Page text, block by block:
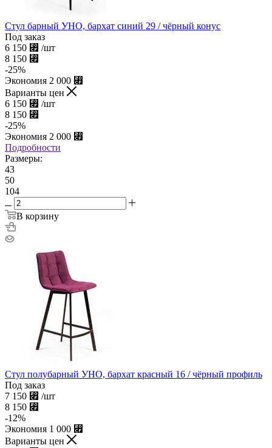
Стул барный УНО, бархат синий 29 / чёрный конус
Под заказ
6 150 ⃏ /шт
8 150 ⃏
-25%
Экономия 2 000 ⃏
Варианты цен
6 150 ⃏ /шт
8 150 ⃏
-25%
Экономия 2 000 ⃏
Подробности
Размеры:
43
50
104
В корзину
Стул полубарный УНО, бархат красный 16 / чёрный профиль
Под заказ
7 150 ⃏ /шт
8 150 ⃏
-12%
Экономия 1 000 ⃏
Варианты цен